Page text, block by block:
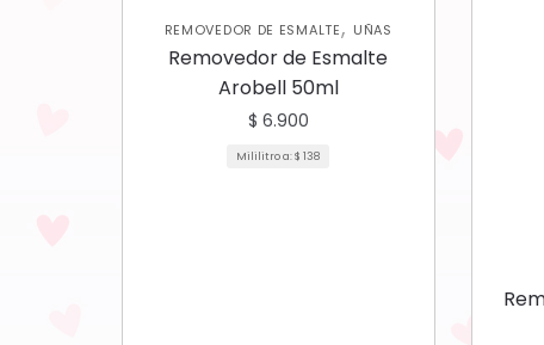
REMOVEDOR DE ESMALTE, UÑAS
Removedor de Esmalte
Arobell 50ml
$ 6.900
Mililitro a:$ 138